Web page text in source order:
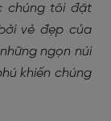
chúng tôi đặt
vẻ đẹp của
ngọn núi
khiến chúng